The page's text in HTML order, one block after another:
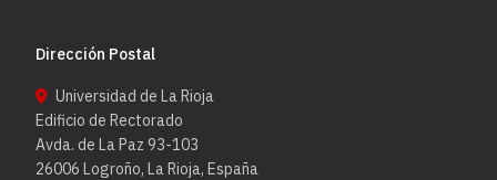
Dirección Postal
Universidad de La Rioja
Edificio de Rectorado
Avda. de La Paz 93-103
26006 Logroño, La Rioja, España